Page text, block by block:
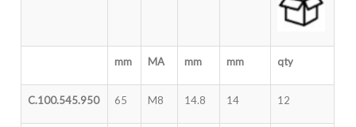
mm MA mm mm qty
C.100.545.950 65 M8 14.8 14 12